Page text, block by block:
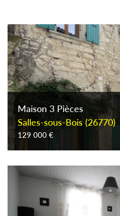
Piscine Parking
Maison 3 Pièces
Salles-sous-Bois (26770)
129 000 €